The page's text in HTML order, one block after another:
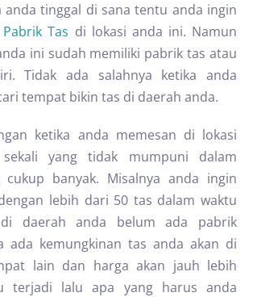
anda tinggal di sana tentu anda ingin
Pabrik Tas di lokasi anda ini. Namun
ini sudah memiliki pabrik tas atau
Tidak ada salahnya ketika anda
tempat bikin tas di daerah anda.
ketika anda memesan di lokasi
yang tidak mumpuni dalam
cukup banyak. Misalnya anda ingin
lebih dari 50 tas dalam waktu
daerah anda belum ada pabrik
ada kemungkinan tas anda akan di
lain dan harga akan jauh lebih
terjadi lalu apa yang harus anda